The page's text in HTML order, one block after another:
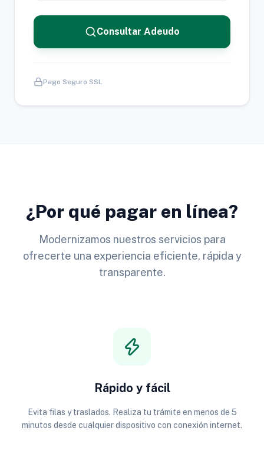
Consultar Adeudo
Pago Seguro SSL
¿Por qué pagar en línea?
Modernizamos nuestros servicios para
ofrecerte una experiencia eficiente, rápida y
transparente.
Rápido y fácil
Evita filas y traslados. Realiza tu trámite en menos de 5
minutos desde cualquier dispositivo con conexión internet.